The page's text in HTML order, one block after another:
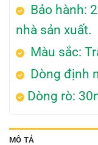
Bảo hành:
nhà sản xuất.
Màu sắc:
Dòng định
Dòng rò:
MÔ TẢ